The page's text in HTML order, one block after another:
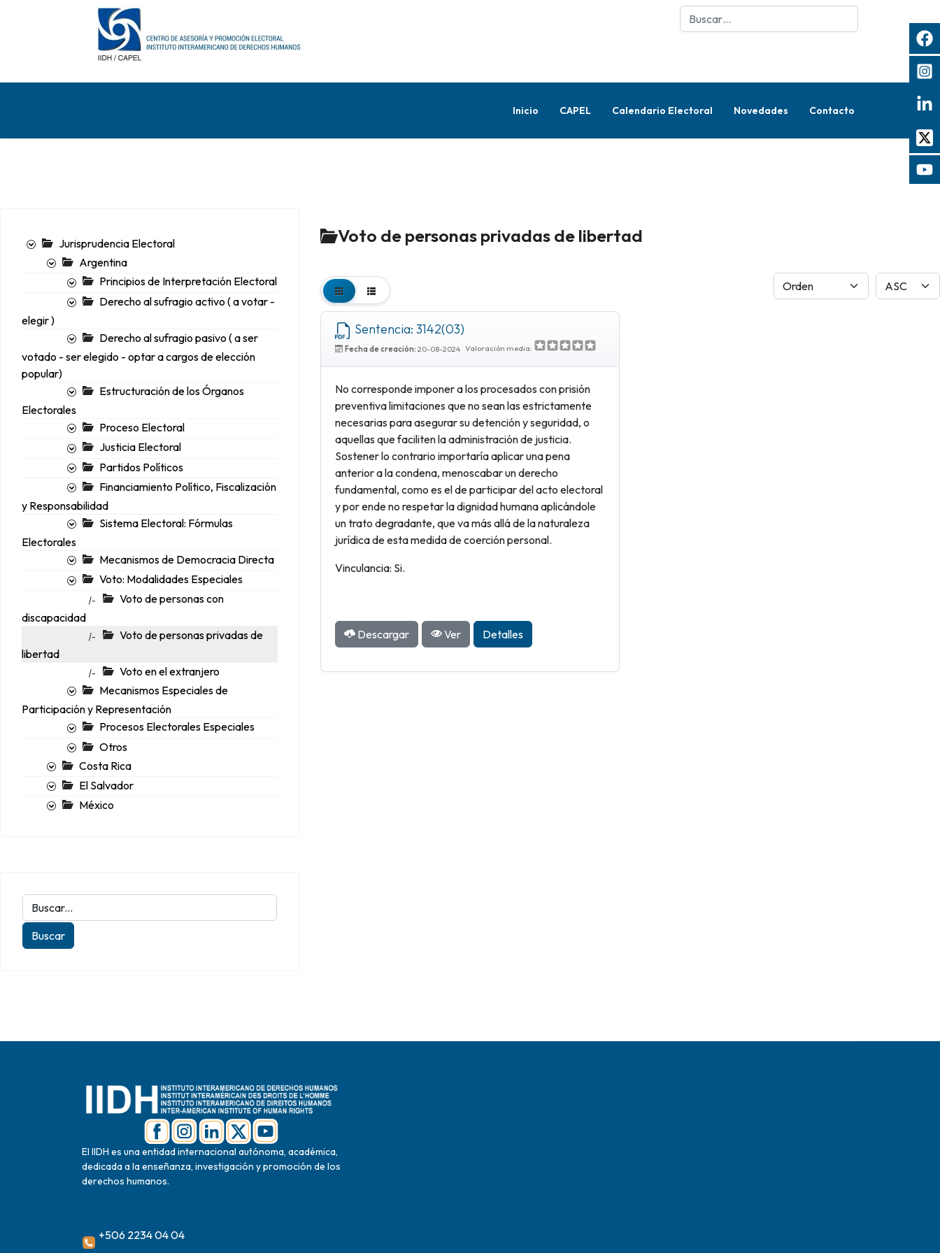
Buscar
Inicio CAPEL Calendario Electoral Novedades Contacto
Jurisprudencia Electoral
Argentina
Principios de Interpretación Electoral
Derecho al sufragio activo ( a votar -
elegir )
Derecho al sufragio pasivo ( a ser
votado - ser elegido - optar a cargos de elección
popular)
Estructuración de los Órganos
Electorales
Proceso Electoral
Justicia Electoral
Partidos Políticos
Financiamiento Político, Fiscalización
y Responsabilidad
Sistema Electoral: Fórmulas
Electorales
Mecanismos de Democracia Directa
Voto: Modalidades Especiales
|-
Voto de personas con
discapacidad
|-
Voto de personas privadas de
libertad
|-
Voto en el extranjero
Mecanismos Especiales de
Participación y Representación
Procesos Electorales Especiales
Otros
Costa Rica
El Salvador
México
Voto de personas privadas de libertad
Sentencia: 3142(03)
Fecha de creación: 20-08-2024 Valoración media:
No corresponde imponer a los procesados con prisión
preventiva limitaciones que no sean las estrictamente
necesarias para asegurar su detención y seguridad, o
aquellas que faciliten la administración de justicia.
Sostener lo contrario importaría aplicar una pena
anterior a la condena, menoscabar un derecho
fundamental, como es el de participar del acto electoral
y por ende no respetar la dignidad humana aplicándole
un trato degradante, que va más allá de la naturaleza
jurídica de esta medida de coerción personal.
Vinculancia: Si.
Descargar Ver Detalles
El IIDH es una entidad internacional autónoma, académica,
dedicada a la enseñanza, investigación y promoción de los
derechos humanos.
+506 2234 04 04